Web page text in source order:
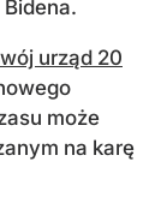
urząd 20
może
na karę